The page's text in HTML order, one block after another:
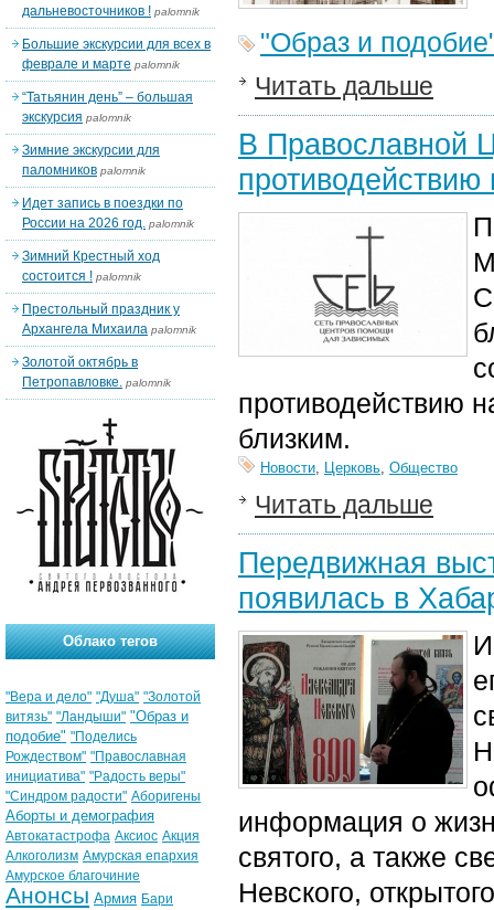
"Образ и
Читать дальше
В Православной
противодействию
близким.
Новости, Церковь, Общество
Читать дальше
Передвижная
появилась в
информация о
святого, а также
Невского,
дальневосточников ! palomnik
Большие экскурсии для всех в
феврале и марте palomnik
“Татьянин день” – большая
экскурсия palomnik
Зимние экскурсии для
паломников palomnik
Идет запись в поездки по
России на 2026 год. palomnik
Зимний Крестный ход
состоится ! palomnik
Престольный праздник у
Архангела Михаила palomnik
Золотой октябрь в
Петропавловке. palomnik
Облако тегов
"Вера и дело" "Душа" "Золотой
витязь" "Ландыши" "Образ и
подобие" "Поделись
Рождеством" "Православная
инициатива" "Радость веры"
"Синдром радости" Аборигены
Аборты и демография
Автокатастрофа Аксиос Акция
Алкоголизм Амурская епархия
Амурское благочиние
Анонсы Армия Бари